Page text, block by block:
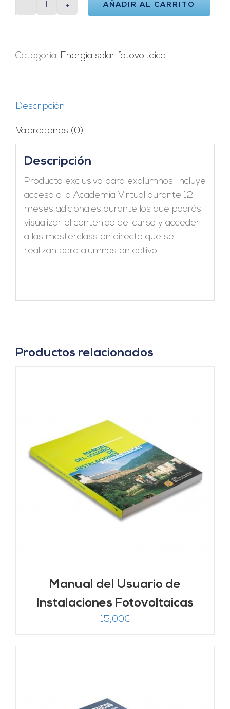
PVsyst
AÑADIR AL CARRITO
Categoría: Energía solar fotovoltaica
Descripción
Valoraciones (0)
Descripción
Producto exclusivo para exalumnos. Incluye
acceso a la Academia Virtual durante 12
meses adicionales durante los que podrás
visualizar el contenido del curso y acceder
a las masterclass en directo que se
realizan para alumnos en activo.
Productos relacionados
Manual del Usuario de
Instalaciones Fotovoltaicas
15,00€